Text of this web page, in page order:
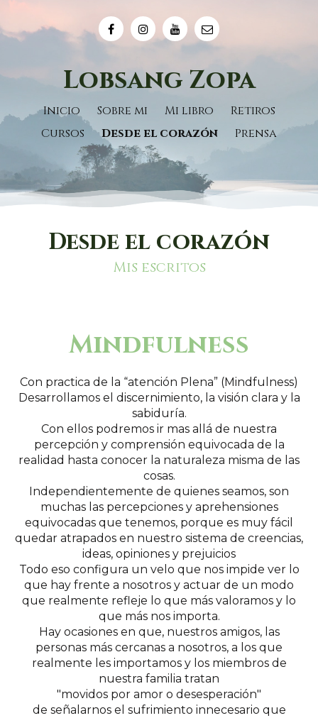
Lobsang Zopa
Inicio Sobre mi Mi libro
Retiros
Cursos
Desde el corazón Prensa
Desde el corazón
Mis escritos
Mindfulness
Con practica de la “atención Plena” (Mindfulness)
Desarrollamos el discernimiento, la visión clara y la
sabiduría.
Con ellos podremos ir mas allá de nuestra
percepción y comprensión equivocada de la
realidad hasta conocer la naturaleza misma de las
cosas.
Independientemente de quienes seamos, son
muchas las percepciones y aprehensiones
equivocadas que tenemos, porque es muy fácil
quedar atrapados en nuestro sistema de creencias,
ideas, opiniones y prejuicios
Todo eso configura un velo que nos impide ver lo
que hay frente a nosotros y actuar de un modo
que realmente refleje lo que más valoramos y lo
que más nos importa.
Hay ocasiones en que, nuestros amigos, las
personas más cercanas a nosotros, a los que
realmente les importamos y los miembros de
nuestra familia tratan
"movidos por amor o desesperación"
de señalarnos el sufrimiento innecesario que